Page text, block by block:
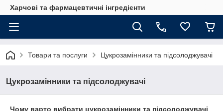
Харчові та фармацевтичні інгредієнти
Товари та послуги Цукрозамінники та підсолоджувачі
Цукрозамінники та підсолоджувачі
Чому варто вибрати цукрозамінники та підсолоджувачі